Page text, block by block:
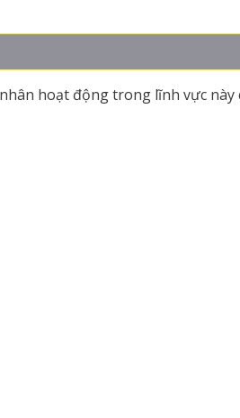
hoạt động trong lĩnh vực này